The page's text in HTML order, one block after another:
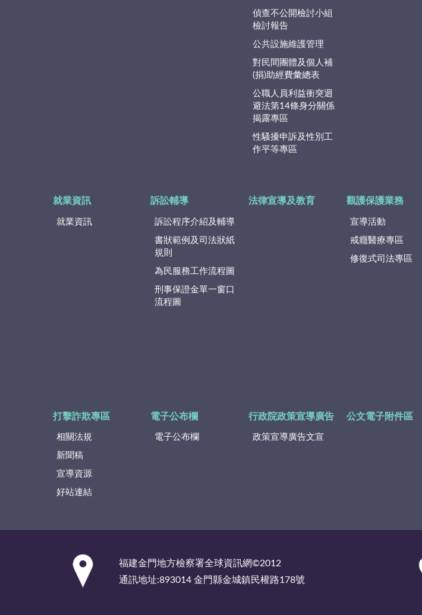
偵查不公開檢討小組
檢討報告
公共設施維護管理
對民間團體及個人補
(捐)助經費彙總表
公職人員利益衝突迴
避法第14條身分關係
揭露專區
性騷擾申訴及性別工
作平等專區
就業資訊
就業資訊
訴訟輔導
訴訟程序介紹及輔導
書狀範例及司法狀紙
規則
為民服務工作流程圖
刑事保證金單一窗口
流程圖
法律宣導及教育 觀護保護業務
宣導活動
戒癮醫療專區
修復式司法專區
打擊詐欺專區
相關法規
新聞稿
宣導資源
好站連結
電子公布欄
電子公布欄
行政院政策宣導廣告
政策宣導廣告文宣
公文電子附件區
福建金門地方檢察署全球資訊網©2012
通訊地址:893014 金門縣金城鎮民權路178號